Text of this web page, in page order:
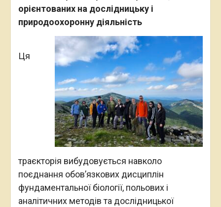
орієнтованих на дослідницьку і
природоохоронну діяльність
Ця
траєкторія вибудовується навколо
поєднання обов’язкових дисциплін
фундаментальної біології, польових і
аналітичних методів та дослідницької